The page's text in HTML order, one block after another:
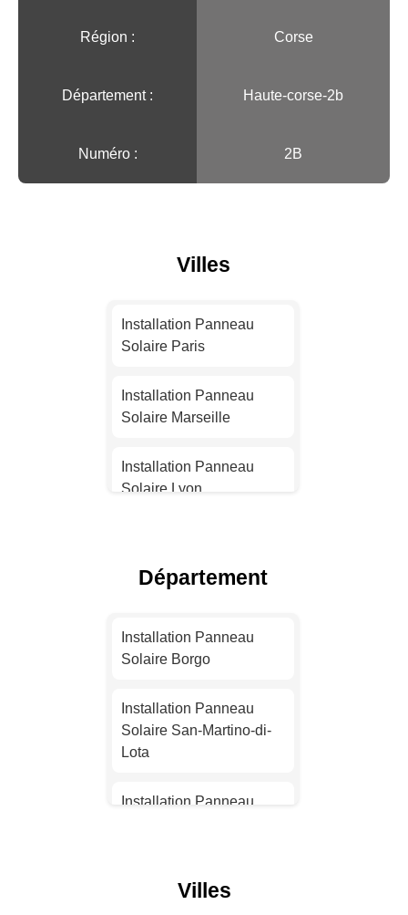
Région :️ Corse
Département : Haute-corse-2b
Numéro : 2B
Villes
Installation Panneau
Solaire Paris
Installation Panneau
Solaire Marseille
Installation Panneau
Solaire Lyon
Solaire Nice
Solaire Nantes
Installation Panneau
Installation Panneau
Département
Installation Panneau
Solaire Borgo
Installation Panneau
Solaire San-Martino-di-
Lota
Installation Panneau
Solaire Prunelli-di-
Villes